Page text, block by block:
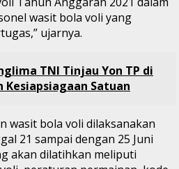
wasit bola voli yang
ujarnya.
TNI Tinjau Yon TP di
Kesiapsiagaan Satuan
wasit bola voli dilaksanakan
21 sampai dengan 25 Juni
akan dilatihkan meliputi